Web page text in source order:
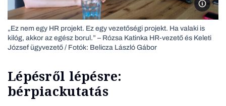
„Ez nem egy HR projekt. Ez egy vezetőségi projekt. Ha valaki is
kilóg, akkor az egész borul.” – Rózsa Katinka HR-vezető és Keleti
József ügyvezető / Fotók: Belicza László Gábor
Lépésről lépésre:
bérpiackutatás